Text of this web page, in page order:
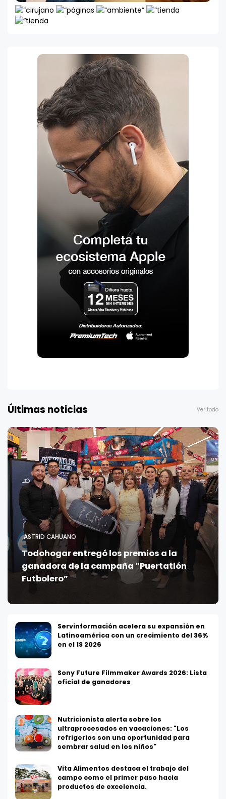
Últimas noticias Ver todo
ASTRID CAHUANO
Todohogar entregó los premios a la
ganadora de la campaña “Puertatlón
Futbolero”
Servinformación acelera su expansión en
Latinoamérica con un crecimiento del 36%
en el 1S 2026
Sony Future Filmmaker Awards 2026: Lista
oficial de ganadores
Nutricionista alerta sobre los
ultraprocesados en vacaciones: "Los
refrigerios son una oportunidad para
sembrar salud en los niños"
Vita Alimentos destaca el trabajo del
campo como el primer paso hacia
productos de excelencia.